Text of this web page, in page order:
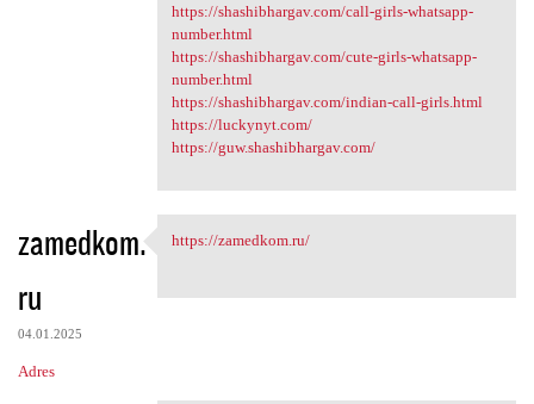
https://shashibhargav.com/call-girls-whatsapp-
number.html
https://shashibhargav.com/cute-girls-whatsapp-
number.html
https://shashibhargav.com/indian-call-girls.html
https://luckynyt.com/
https://guw.shashibhargav.com/
zamedkom.
ru
04.01.2025
Adres
https://zamedkom.ru/
https://zamedkom.ru/